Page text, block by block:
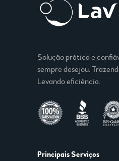
Solução prática e
sempre desejou.
Levando eficiência.
Principais Serviços